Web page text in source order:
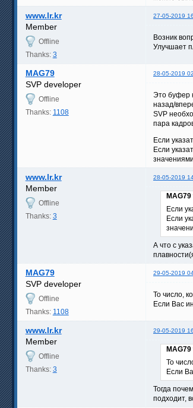
www.lr.kr 27-05-2019
Member
Offline
Thanks: 3
Возник
Улучшает
MAG79 28-05-2019
SVP developer
Offline
Thanks: 1108
Это буфер
назад/
SVP
пара
Если
Если
www.lr.kr 28-05-2019
Member
Offline
Thanks: 3
Если
Если
А что с
MAG79 29-05-2019
SVP developer
Offline
Thanks: 1108
То число,
Если Вас
www.lr.kr 29-05-2019
Member
Offline
Thanks: 3
То
Если
Тогда
подходит,